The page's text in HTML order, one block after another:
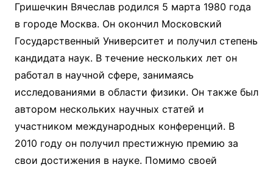
Гришечкин Вячеслав родился 5 марта 1980 года
в городе Москва. Он окончил Московский
Государственный Университет и получил степень
кандидата наук. В течение нескольких лет он
работал в научной сфере, занимаясь
исследованиями в области физики. Он также был
автором нескольких научных статей и
участником международных конференций. В
2010 году он получил престижную премию за
свои достижения в науке. Помимо своей